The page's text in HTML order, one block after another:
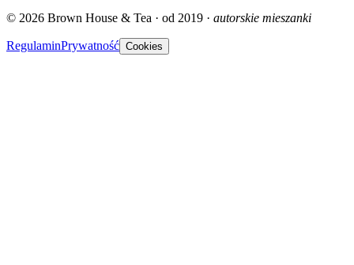
© 2026 Brown House & Tea · od 2019 · autorskie mieszanki
RegulaminPrywatność Cookies